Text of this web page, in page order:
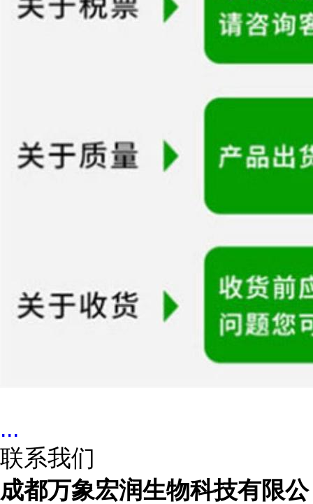
...
联系我们
成都万象宏润生物科技有限公